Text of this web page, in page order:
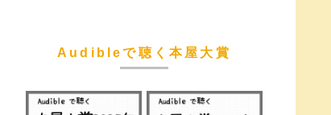
Audibleで聴く本屋大賞